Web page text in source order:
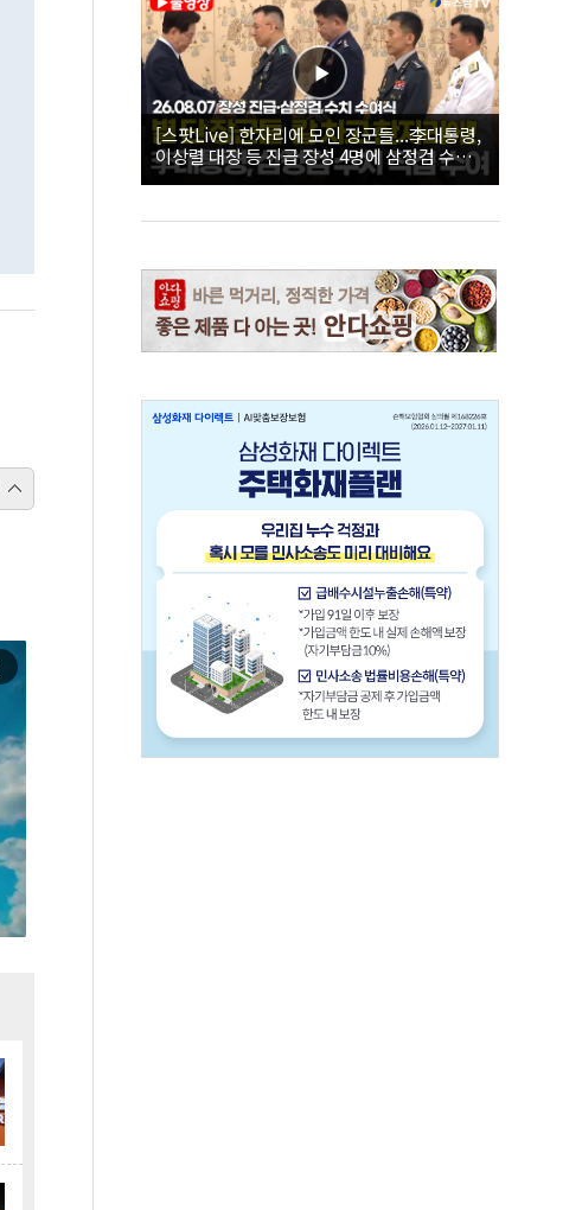
[스팟Live] 한자리에 모인 장군들...李대통령,
이상렬 대장 등 진급 장성 4명에 삼정검 수치
직접 수여｜26.08.07 장성 진급·삼정검 수치